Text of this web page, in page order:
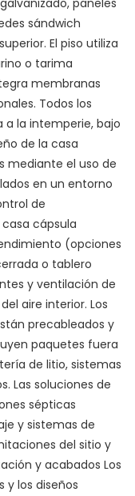
paneles
sándwich
El piso utiliza
o tarima
membranas
Todos los
a la intemperie, bajo
de la casa
mediante el uso de
en un entorno
de
cápsula
(opciones
o tablero
y ventilación de
aire interior. Los
precableados y
paquetes fuera
de litio, sistemas
Las soluciones de
sépticas
y sistemas de
del sitio y
y acabados Los
y los diseños